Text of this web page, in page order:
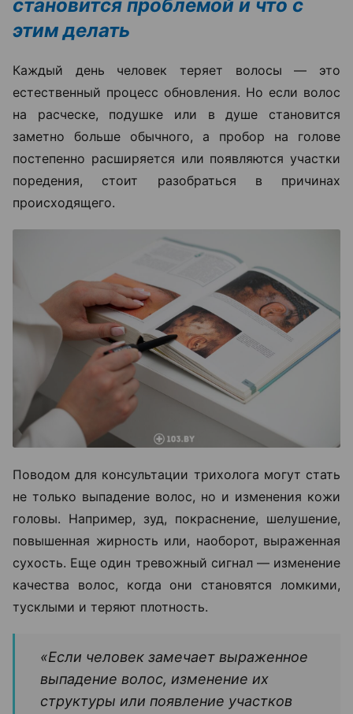
становится проблемой и что с
этим делать
Каждый день человек теряет волосы — это
естественный процесс обновления. Но если волос
на расческе, подушке или в душе становится
заметно больше обычного, а пробор на голове
постепенно расширяется или появляются участки
поредения, стоит разобраться в причинах
происходящего.
Поводом для консультации трихолога могут стать
не только выпадение волос, но и изменения кожи
головы. Например, зуд, покраснение, шелушение,
повышенная жирность или, наоборот, выраженная
сухость. Еще один тревожный сигнал — изменение
качества волос, когда они становятся ломкими,
тусклыми и теряют плотность.
«Если человек замечает выраженное
выпадение волос, изменение их
структуры или появление участков